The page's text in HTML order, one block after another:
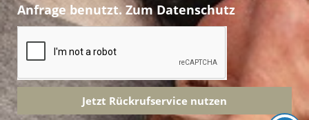
Anfrage benutzt. Zum Datenschutz
Jetzt Rückrufservice nutzen